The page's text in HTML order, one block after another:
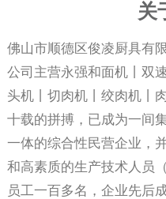
关
佛山市顺德区俊凌厨具有
公司主营永强和面机丨双
头机丨切肉机丨绞肉机丨
十载的拼搏，已成为一间
一体的综合性民营企业，
和高素质的生产技术人员
员工一百多名，企业先后